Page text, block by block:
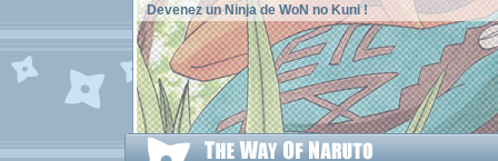
Devenez un Ninja de WoN no Kuni !